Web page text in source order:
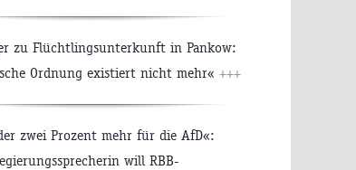
zu Flüchtlingsunterkunft in Pankow:
Ordnung existiert nicht mehr« +++
zwei Prozent mehr für die AfD«:
will RBB-